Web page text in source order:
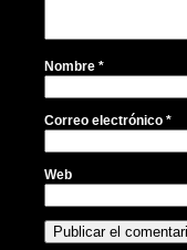
Nombre *
Correo electrónico *
Web